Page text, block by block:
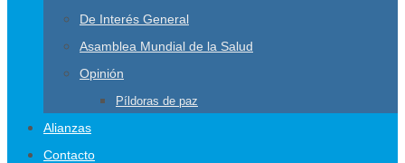
De Interés General
Asamblea Mundial de la Salud
Opinión
Píldoras de paz
Alianzas
Contacto